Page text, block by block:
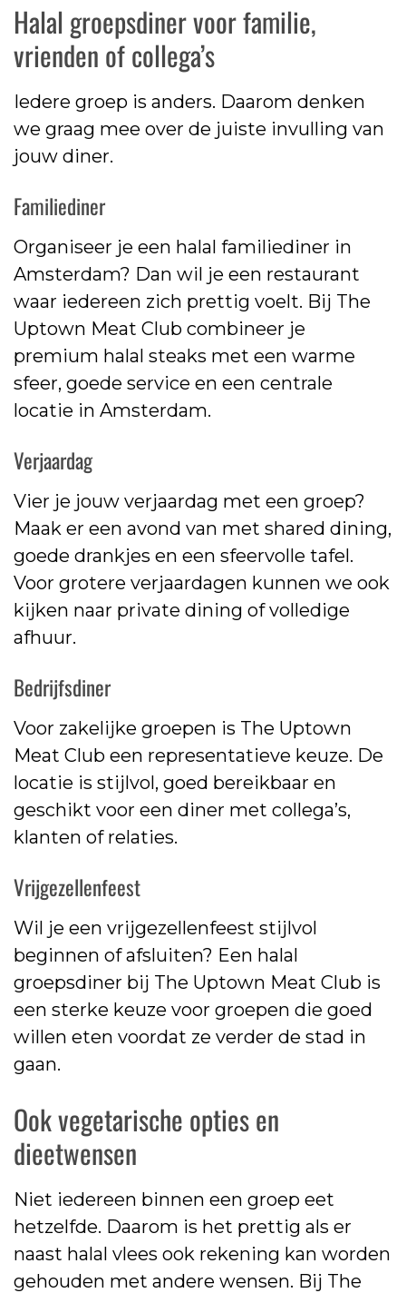
Halal groepsdiner voor familie,
vrienden of collega’s
Iedere groep is anders. Daarom denken
we graag mee over de juiste invulling van
jouw diner.
Familiediner
Organiseer je een halal familiediner in
Amsterdam? Dan wil je een restaurant
waar iedereen zich prettig voelt. Bij The
Uptown Meat Club combineer je
premium halal steaks met een warme
sfeer, goede service en een centrale
locatie in Amsterdam.
Verjaardag
Vier je jouw verjaardag met een groep?
Maak er een avond van met shared dining,
goede drankjes en een sfeervolle tafel.
Voor grotere verjaardagen kunnen we ook
kijken naar private dining of volledige
afhuur.
Bedrijfsdiner
Voor zakelijke groepen is The Uptown
Meat Club een representatieve keuze. De
locatie is stijlvol, goed bereikbaar en
geschikt voor een diner met collega’s,
klanten of relaties.
Vrijgezellenfeest
Wil je een vrijgezellenfeest stijlvol
beginnen of afsluiten? Een halal
groepsdiner bij The Uptown Meat Club is
een sterke keuze voor groepen die goed
willen eten voordat ze verder de stad in
gaan.
Ook vegetarische opties en
dieetwensen
Niet iedereen binnen een groep eet
hetzelfde. Daarom is het prettig als er
naast halal vlees ook rekening kan worden
gehouden met andere wensen. Bij The